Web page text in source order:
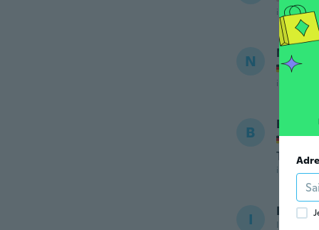
il y a 3 ans
N Nicole
Inscrit
il y a 3 ans
B Bassam
Inscrit
Toll
il y a 3 ans
I Isabela
Inscrit